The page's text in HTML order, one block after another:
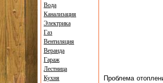
Проблема
Вода
Канализация
Электрика
Газ
Вентиляция
Веранда
Гараж
Лестница
Кухня